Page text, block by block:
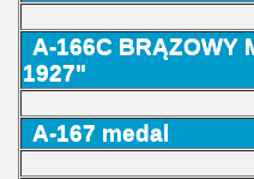
A-166C BRĄZOWY
1927"
A-167 medal